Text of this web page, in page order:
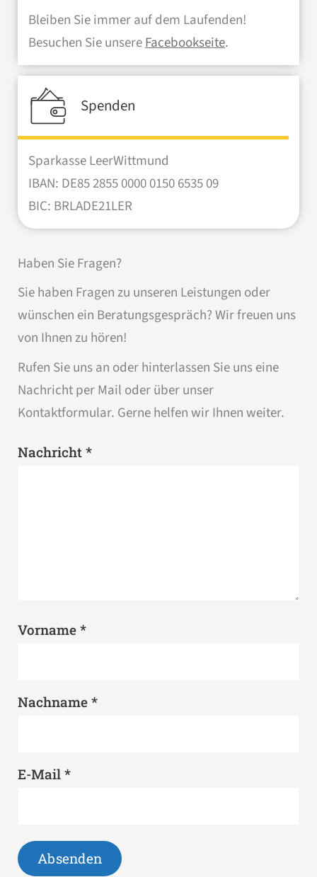
Bleiben Sie immer auf dem Laufenden!
Besuchen Sie unsereFacebookseite.
Spenden
Sparkasse LeerWittmund
IBAN: DE85 2855 0000 0150 6535 09
BIC: BRLADE21LER
Haben Sie Fragen?
Sie haben Fragen zu unseren Leistungen oder
wünschen ein Beratungsgespräch? Wir freuen uns
von Ihnen zu hören!
Rufen Sie uns an oder hinterlassen Sie uns eine
Nachricht per Mail oder über unser
Kontaktformular. Gerne helfen wir Ihnen weiter.
Nachricht *
Vorname *
Nachname *
E-Mail *